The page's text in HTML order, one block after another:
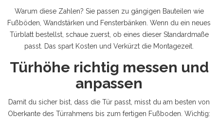
Warum diese Zahlen? Sie passen zu gängigen Bauteilen wie
Fußböden, Wandstärken und Fensterbänken. Wenn du ein neues
Türblatt bestellst, schaue zuerst, ob eines dieser Standardmaße
passt. Das spart Kosten und Verkürzt die Montagezeit.
Türhöhe richtig messen und
anpassen
Damit du sicher bist, dass die Tür passt, misst du am besten von
Oberkante des Türrahmens bis zum fertigen Fußboden. Wichtig: